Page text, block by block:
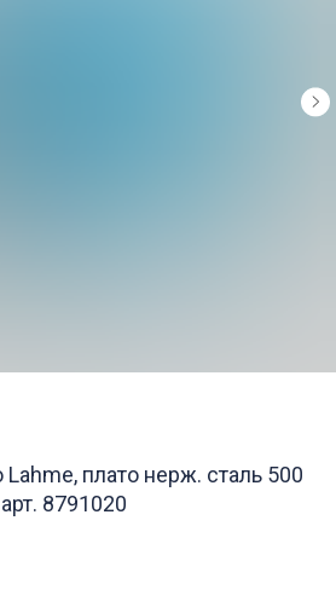
плато нерж. сталь 500
8791020